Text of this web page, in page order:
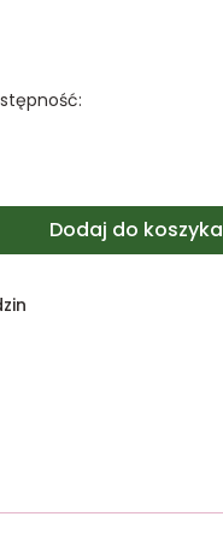
Dodaj do koszyka